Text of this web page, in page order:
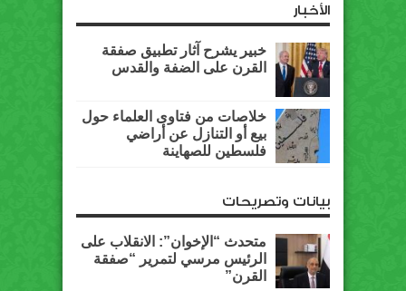
الأخبار
خبير يشرح آثار تطبيق صفقة
القرن على الضفة والقدس
خلاصات من فتاوى العلماء حول
بيع أو التنازل عن أراضي
فلسطين للصهاينة
بيانات وتصريحات
متحدث “الإخوان”: الانقلاب على
الرئيس مرسي لتمرير “صفقة
القرن”